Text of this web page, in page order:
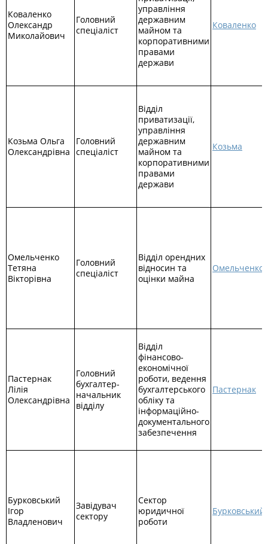
Коваленко
Олександр
Миколайович
Головний
спеціаліст
управління
державним
майном та
корпоративними
правами
держави
Коваленко
Козьма Ольга
Олександрівна
Головний
спеціаліст
Відділ
приватизації,
управління
державним
майном та
корпоративними
правами
держави
Козьма
Омельченко
Тетяна
Вікторівна
Головний
спеціаліст
Відділ орендних
відносин та
оцінки майна
Омельченко
Пастернак
Лілія
Олександрівна
Головний
бухгалтер-
начальник
відділу
Відділ
фінансово-
економічної
роботи, ведення
бухгалтерського
обліку та
інформаційно-
документального
забезпечення
Пастернак
Бурковський
Ігор
Владленович
Завідувач
сектору
Сектор
юридичної
роботи
Бурковський